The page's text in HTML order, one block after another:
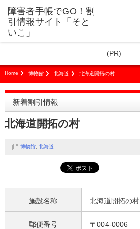
障害者手帳でGO！割
引情報サイト「そと
いこ」
(PR)
Home 博物館 北海道 北海道開拓の村
新着割引情報
北海道開拓の村
博物館, 北海道
施設名称 北海道開拓の村
郵便番号 〒004-0006